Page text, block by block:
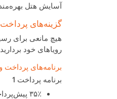
آسایش هتل
گزینه‌های
هیچ مانعی برای
رویاهای خود
برنامه‌های پرداخت
برنامه پرداخت 1
۳۵٪ پیش‌پرداخت